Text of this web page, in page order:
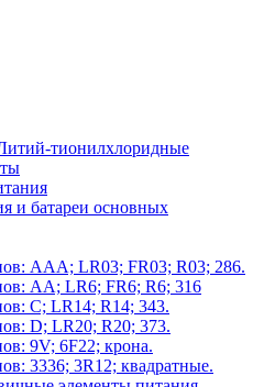
тионилхлоридные
и батареи основных
AAA; LR03; FR03; R03; 286.
AA; LR6; FR6; R6; 316
C; LR14; R14; 343.
D; LR20; R20; 373.
9V; 6F22; крона.
3336; 3R12; квадратные.